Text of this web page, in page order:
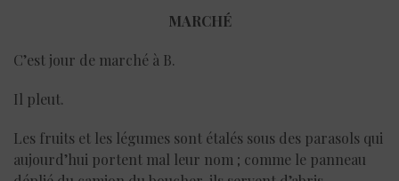
MARCHÉ
C’est jour de marché à B.
Il pleut.
Les fruits et les légumes sont étalés sous des parasols qui
aujourd’hui portent mal leur nom ; comme le panneau